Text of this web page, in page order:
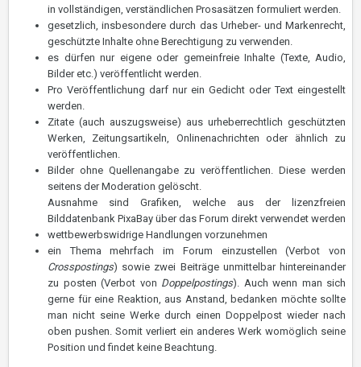
in vollständigen, verständlichen Prosasätzen formuliert werden.
gesetzlich, insbesondere durch das Urheber- und Markenrecht,
geschützte Inhalte ohne Berechtigung zu verwenden.
es dürfen nur eigene oder gemeinfreie Inhalte (Texte, Audio,
Bilder etc.) veröffentlicht werden.
Pro Veröffentlichung darf nur ein Gedicht oder Text eingestellt
werden.
Zitate (auch auszugsweise) aus urheberrechtlich geschützten
Werken, Zeitungsartikeln, Onlinenachrichten oder ähnlich zu
veröffentlichen.
Bilder ohne Quellenangabe zu veröffentlichen. Diese werden
seitens der Moderation gelöscht.
Ausnahme sind Grafiken, welche aus der lizenzfreien
Bilddatenbank PixaBay über das Forum direkt verwendet werden
wettbewerbswidrige Handlungen vorzunehmen
ein Thema mehrfach im Forum einzustellen (Verbot von
Crosspostings) sowie zwei Beiträge unmittelbar hintereinander
zu posten (Verbot von Doppelpostings). Auch wenn man sich
gerne für eine Reaktion, aus Anstand, bedanken möchte sollte
man nicht seine Werke durch einen Doppelpost wieder nach
oben pushen. Somit verliert ein anderes Werk womöglich seine
Position und findet keine Beachtung.